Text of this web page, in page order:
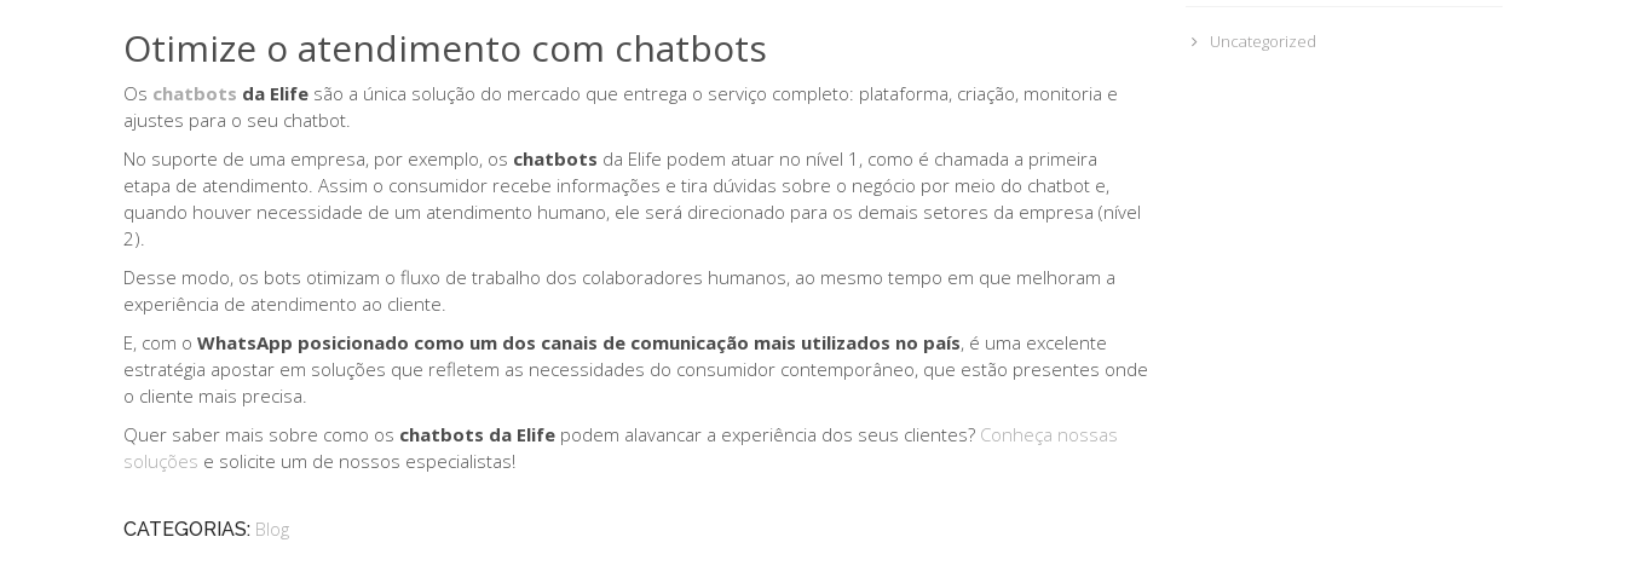
Otimize o atendimento com chatbots
Os chatbots da Elife são a única solução do mercado que entrega o serviço completo: plataforma, criação, monitoria e
ajustes para o seu chatbot.
No suporte de uma empresa, por exemplo, os chatbots da Elife podem atuar no nível 1, como é chamada a primeira
etapa de atendimento. Assim o consumidor recebe informações e tira dúvidas sobre o negócio por meio do chatbot e,
quando houver necessidade de um atendimento humano, ele será direcionado para os demais setores da empresa (nível
2).
Desse modo, os bots otimizam o fluxo de trabalho dos colaboradores humanos, ao mesmo tempo em que melhoram a
experiência de atendimento ao cliente.
E, com o WhatsApp posicionado como um dos canais de comunicação mais utilizados no país, é uma excelente
estratégia apostar em soluções que refletem as necessidades do consumidor contemporâneo, que estão presentes onde
o cliente mais precisa.
Quer saber mais sobre como os chatbots da Elife podem alavancar a experiência dos seus clientes? Conheça nossas
soluções e solicite um de nossos especialistas!
CATEGORIAS: Blog
Uncategorized